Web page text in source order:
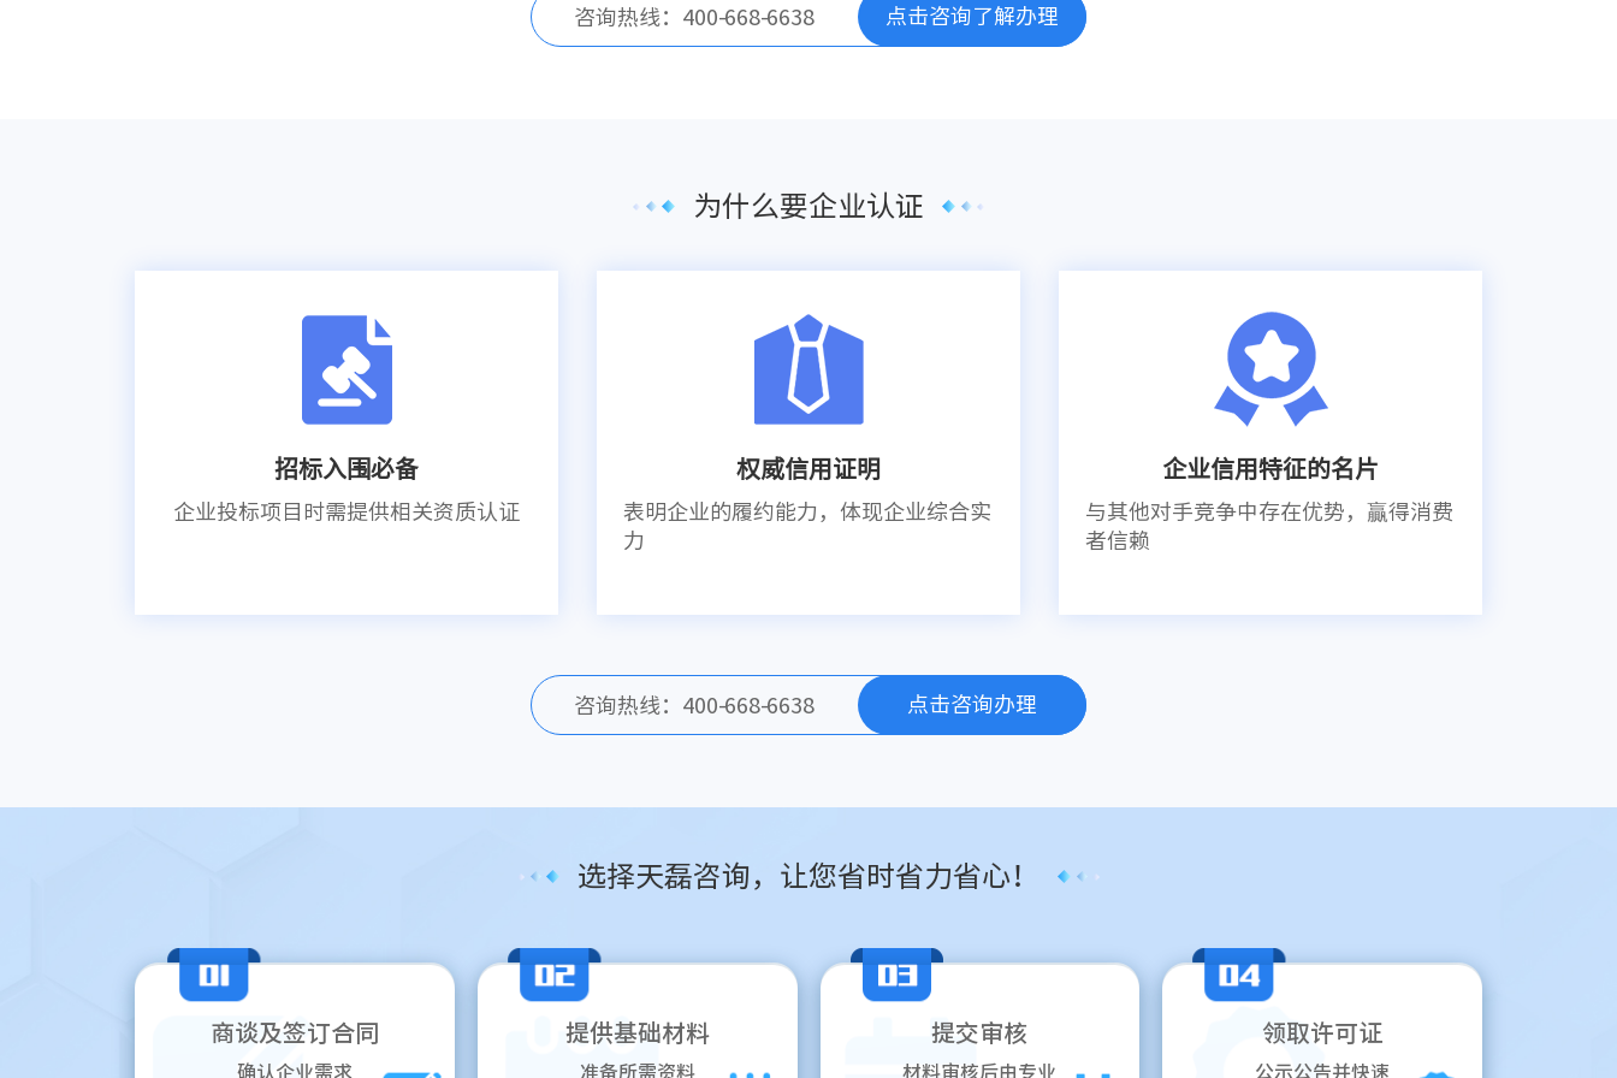
咨询热线：400-668-6638 点击咨询了解办理
为什么要企业认证
招标入围必备
企业投标项目时需提供相关资质认证
权威信用证明
表明企业的履约能力，体现企业综合实
力
企业信用特征的名片
与其他对手竞争中存在优势，贏得消费
者信赖
咨询热线：400-668-6638 点击咨询办理
选择天磊咨询，让您省时省力省心！
商谈及签订合同
确认企业需求
提供基础材料
准备所需资料
提交审核
材料审核后由专业
领取许可证
公示公告并快速